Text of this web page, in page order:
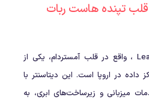
قلب تپنده هاست ربات
دیتاسنتر لیزوب هلند Leaseweb ، واقع در قلب آمستردام، یکی از
داده در اروپا است. این دیتاسنتر با
میزبانی و زیرساخت‌های ابری، به